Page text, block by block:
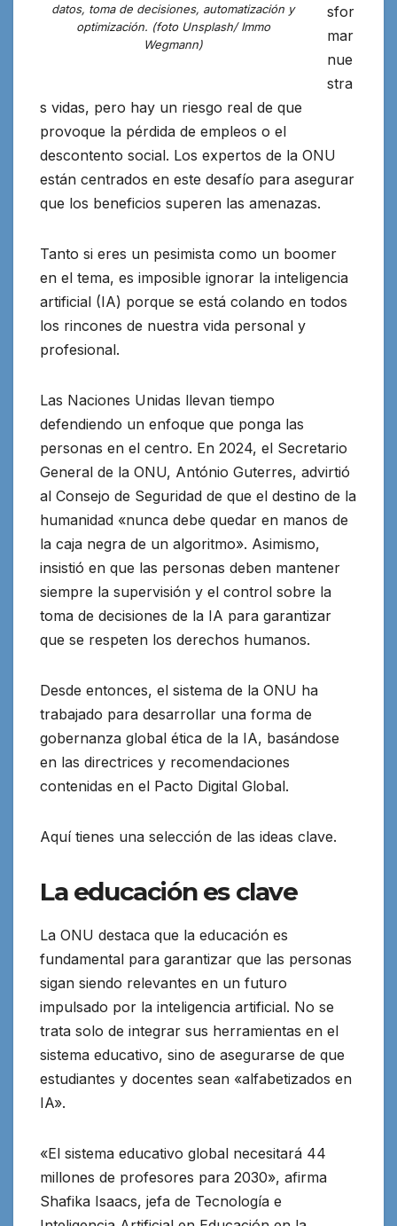
datos, toma de decisiones, automatización y
optimización. (foto Unsplash/ Immo
Wegmann)
sfor
mar
nue
stra
s vidas, pero hay un riesgo real de que
provoque la pérdida de empleos o el
descontento social. Los expertos de la ONU
están centrados en este desafío para asegurar
que los beneficios superen las amenazas.
Tanto si eres un pesimista como un boomer
en el tema, es imposible ignorar la inteligencia
artificial (IA) porque se está colando en todos
los rincones de nuestra vida personal y
profesional.
Las Naciones Unidas llevan tiempo
defendiendo un enfoque que ponga las
personas en el centro. En 2024, el Secretario
General de la ONU, António Guterres, advirtió
al Consejo de Seguridad de que el destino de la
humanidad «nunca debe quedar en manos de
la caja negra de un algoritmo». Asimismo,
insistió en que las personas deben mantener
siempre la supervisión y el control sobre la
toma de decisiones de la IA para garantizar
que se respeten los derechos humanos.
Desde entonces, el sistema de la ONU ha
trabajado para desarrollar una forma de
gobernanza global ética de la IA, basándose
en las directrices y recomendaciones
contenidas en el Pacto Digital Global.
Aquí tienes una selección de las ideas clave.
La educación es clave
La ONU destaca que la educación es
fundamental para garantizar que las personas
sigan siendo relevantes en un futuro
impulsado por la inteligencia artificial. No se
trata solo de integrar sus herramientas en el
sistema educativo, sino de asegurarse de que
estudiantes y docentes sean «alfabetizados en
IA».
«El sistema educativo global necesitará 44
millones de profesores para 2030», afirma
Shafika Isaacs, jefa de Tecnología e